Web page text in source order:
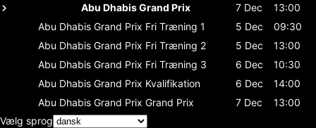
Abu Dhabis Grand Prix
7 Dec
13:00
Abu Dhabis Grand Prix Fri Træning 1 5 Dec
09:30
Abu Dhabis Grand Prix Fri Træning 2 5 Dec
13:00
Abu Dhabis Grand Prix Fri Træning 3 6 Dec
10:30
Abu Dhabis Grand Prix Kvalifikation 6 Dec
14:00
Abu Dhabis Grand Prix Grand Prix 7 Dec
13:00
Vælg sprog